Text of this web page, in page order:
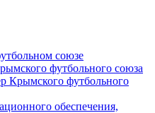
союзе
футбольного союза
Крымского футбольного
обеспечения,